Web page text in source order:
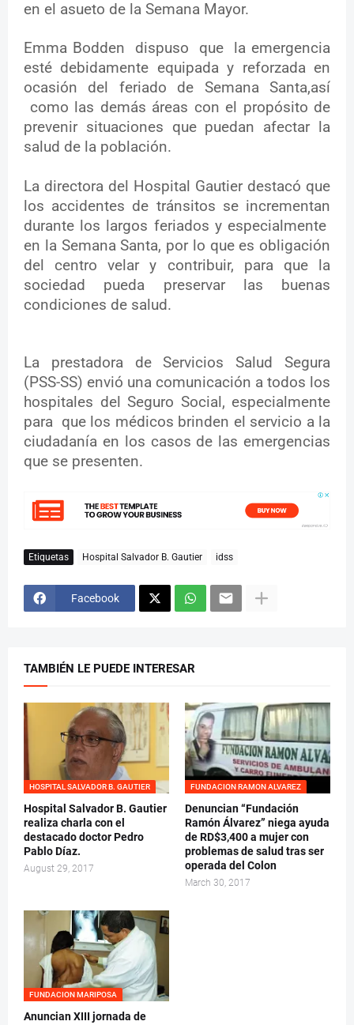
en el asueto de la Semana Mayor.
Emma Bodden dispuso que la emergencia
esté debidamente equipada y reforzada en
ocasión del feriado de Semana Santa,así
como las demás áreas con el propósito de
prevenir situaciones que puedan afectar la
salud de la población.
La directora del Hospital Gautier destacó que
los accidentes de tránsitos se incrementan
durante los largos feriados y especialmente
en la Semana Santa, por lo que es obligación
del centro velar y contribuir, para que la
sociedad pueda preservar las buenas
condiciones de salud.
La prestadora de Servicios Salud Segura
(PSS-SS) envió una comunicación a todos los
hospitales del Seguro Social, especialmente
para que los médicos brinden el servicio a la
ciudadanía en los casos de las emergencias
que se presenten.
Etiquetas Hospital Salvador B. Gautier idss
Facebook
TAMBIÉN LE PUEDE INTERESAR
HOSPITAL SALVADOR B. GAUTIER
Hospital Salvador B. Gautier
realiza charla con el
destacado doctor Pedro
Pablo Díaz.
August 29, 2017
FUNDACION RAMON ALVAREZ
Denuncian “Fundación
Ramón Álvarez” niega ayuda
de RD$3,400 a mujer con
problemas de salud tras ser
operada del Colon
March 30, 2017
FUNDACION MARIPOSA
Anuncian XIII jornada de